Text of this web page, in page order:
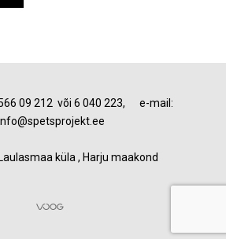
09 212 või 6 040 223, e-mail:
küla , Harju maakond